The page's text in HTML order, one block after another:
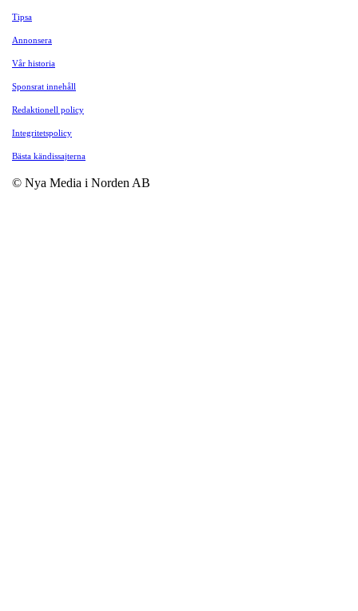
Tipsa
Annonsera
Vår historia
Sponsrat innehåll
Redaktionell policy
Integritetspolicy
Bästa kändissajterna
© Nya Media i Norden AB